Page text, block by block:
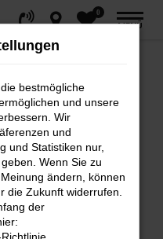
0
MENÜ
dir helfen können:
und deine
bestmögliche
und unsere
Wir
und
und Statistiken nur,
Wenn Sie zu
ändern, können
die Zukunft widerrufen.
der